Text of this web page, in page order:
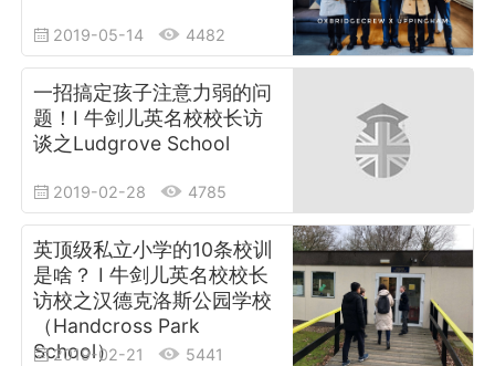
2019-05-14 4482
一招搞定孩子注意力弱的问
题！I 牛剑儿英名校校长访
谈之Ludgrove School
2019-02-28 4785
英顶级私立小学的10条校训
是啥？ I 牛剑儿英名校校长
访校之汉德克洛斯公园学校
（Handcross Park
School）
2019-02-21 5441